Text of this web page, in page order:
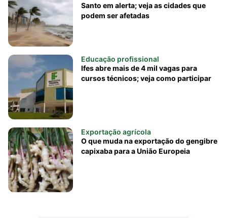
Santo em alerta; veja as cidades que
podem ser afetadas
Educação profissional
Ifes abre mais de 4 mil vagas para
cursos técnicos; veja como participar
Exportação agrícola
O que muda na exportação do gengibre
capixaba para a União Europeia